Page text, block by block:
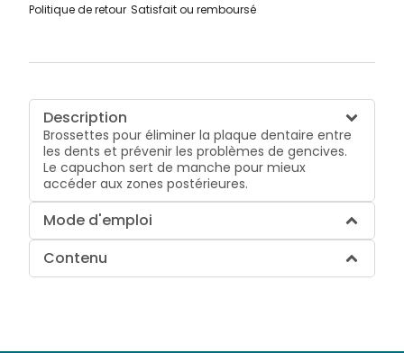
Politique de retour Satisfait ou remboursé
Description
Brossettes pour éliminer la plaque dentaire entre
les dents et prévenir les problèmes de gencives.
Le capuchon sert de manche pour mieux
accéder aux zones postérieures.
Mode d'emploi
Contenu